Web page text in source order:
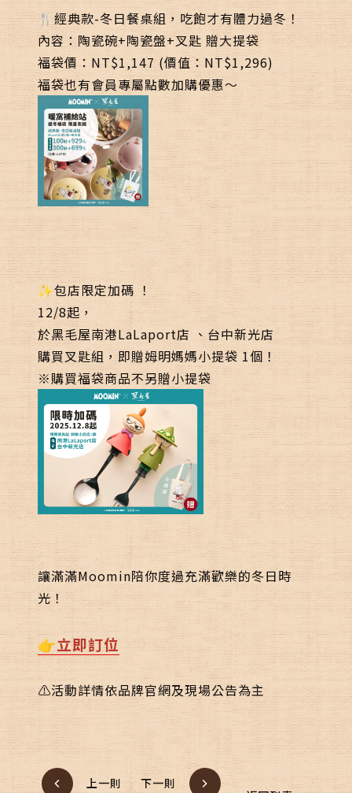
🍴經典款-冬日餐桌組，吃飽才有體力過冬！
內容：陶瓷碗+陶瓷盤+叉匙 贈大提袋
福袋價：NT$1,147 (價值：NT$1,296)
福袋也有會員專屬點數加購優惠～
✨包店限定加碼 ！
12/8起，
於黑毛屋南港LaLaport店 、 台中新光店
購買叉匙組 ，即贈姆明媽媽小提袋1個！
※購買福袋商品不另贈小提袋
讓滿滿Moomin陪你度過充滿歡樂的冬日時
光！
👉立即訂位
⚠️活動詳情依品牌官網及現場公告為主
上一則
下一則